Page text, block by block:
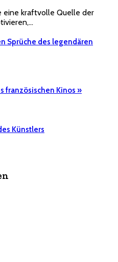
eine kraftvolle Quelle der
Sprüche des legendären
französischen Kinos »
Künstlers